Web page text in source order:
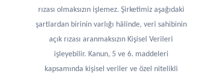
rızası olmaksızın işlemez. Şirketimiz aşağıdaki
şartlardan birinin varlığı hâlinde, veri sahibinin
açık rızası aranmaksızın Kişisel Verileri
işleyebilir. Kanun, 5 ve 6. maddeleri
kapsamında kişisel veriler ve özel nitelikli